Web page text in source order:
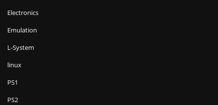
Electronics
Emulation
L-System
linux
PS1
PS2